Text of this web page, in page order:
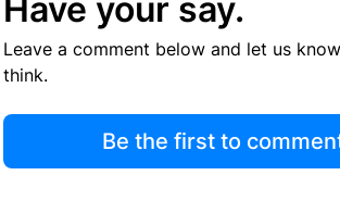
Have your say.
Leave a comment below and let us
think.
Be the first to